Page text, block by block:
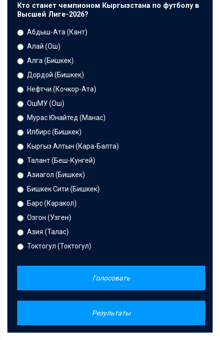
Кто станет чемпионом Кыргызстана по футболу в
Высшей Лиге-2026?
Абдыш-Ата (Кант)
Алай (Ош)
Алга (Бишкек)
Дордой (Бишкек)
Нефтчи (Кочкор-Ата)
ОшМУ (Ош)
Мурас Юнайтед (Манас)
Илбирс (Бишкек)
Кыргыз Алтын (Кара-Балта)
Талант (Беш-Кунгей)
Азиагол (Бишкек)
Бишкек Сити (Бишкек)
Барс (Каракол)
Озгон (Узген)
Азия (Талас)
Токтогул (Токтогул)
Голосовать
Результаты